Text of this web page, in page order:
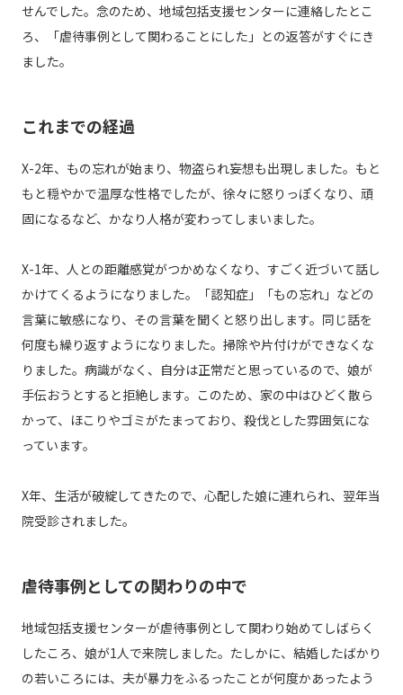
せんでした。念のため、地域包括支援センターに連絡したとこ
ろ、「虐待事例として関わることにした」との返答がすぐにき
ました。
これまでの経過
X-2年、もの忘れが始まり、物盗られ妄想も出現しました。もと
もと穏やかで温厚な性格でしたが、徐々に怒りっぽくなり、頑
固になるなど、かなり人格が変わってしまいました。
X-1年、人との距離感覚がつかめなくなり、すごく近づいて話し
かけてくるようになりました。「認知症」「もの忘れ」などの
言葉に敏感になり、その言葉を聞くと怒り出します。同じ話を
何度も繰り返すようになりました。掃除や片付けができなくな
りました。病識がなく、自分は正常だと思っているので、娘が
手伝おうとすると拒絶します。このため、家の中はひどく散ら
かって、ほこりやゴミがたまっており、殺伐とした雰囲気にな
っています。
X年、生活が破綻してきたので、心配した娘に連れられ、翌年当
院受診されました。
虐待事例としての関わりの中で
地域包括支援センターが虐待事例として関わり始めてしばらく
したころ、娘が1人で来院しました。たしかに、結婚したばかり
の若いころには、夫が暴力をふるったことが何度かあったよう